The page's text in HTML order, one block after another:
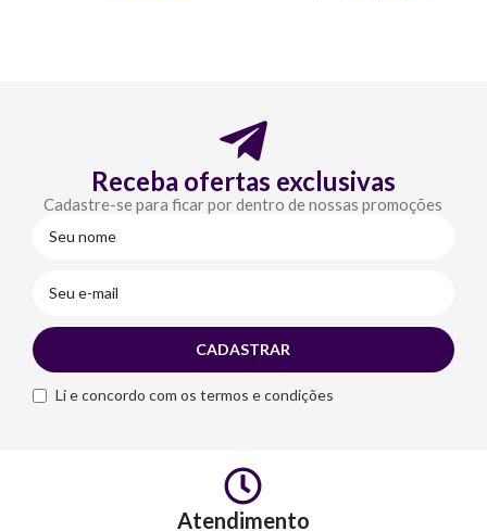
Receba ofertas exclusivas
Cadastre-se para ficar por dentro de nossas promoções
Li e concordo com os termos e condições
Atendimento